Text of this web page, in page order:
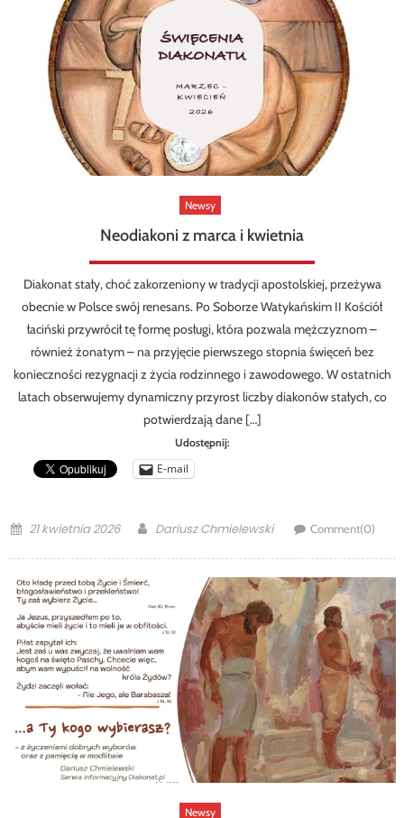
Newsy
Neodiakoni z marca i kwietnia
Diakonat stały, choć zakorzeniony w tradycji apostolskiej, przeżywa
obecnie w Polsce swój renesans. Po Soborze Watykańskim II Kościół
łaciński przywrócił tę formę posługi, która pozwala mężczyznom –
również żonatym – na przyjęcie pierwszego stopnia święceń bez
konieczności rezygnacji z życia rodzinnego i zawodowego. W ostatnich
latach obserwujemy dynamiczny przyrost liczby diakonów stałych, co
potwierdzają dane […]
Udostępnij:
E-mail
Posted
21 kwietnia 2026 Author
Dariusz Chmielewski Comment(0)
Newsy